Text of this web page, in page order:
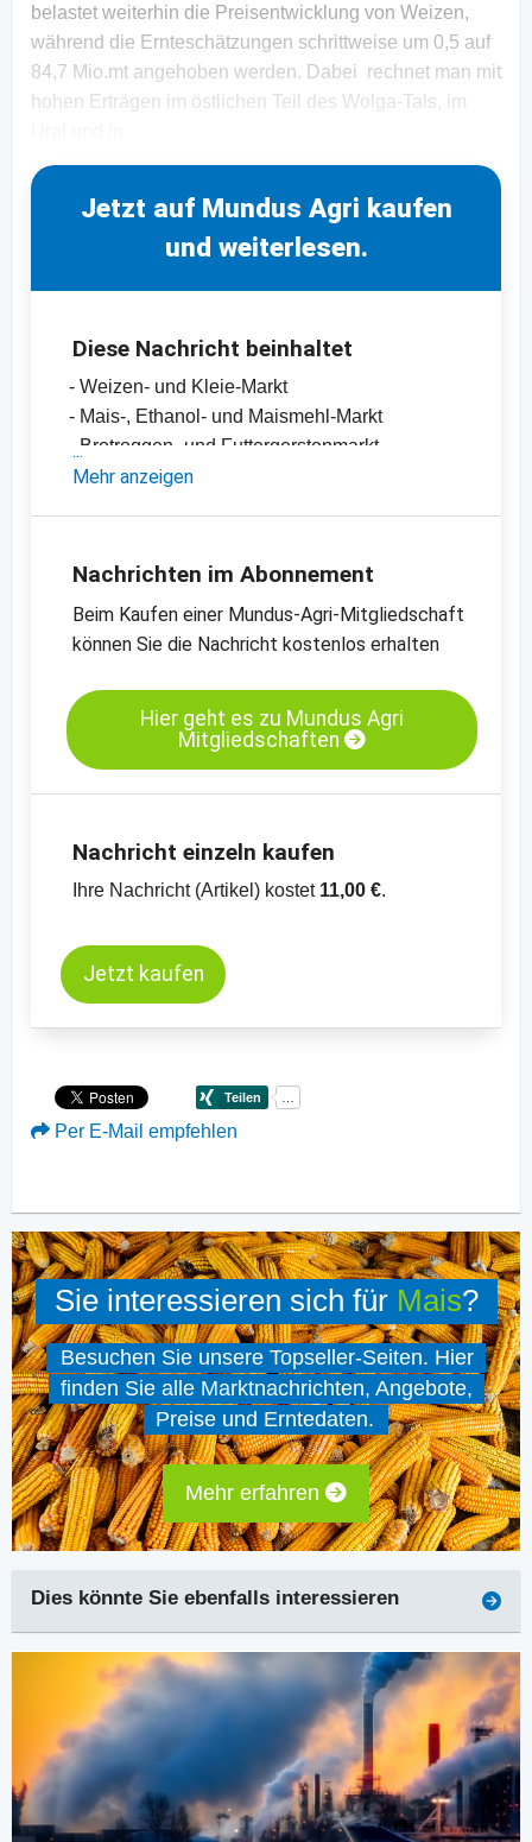
belastet weiterhin die Preisentwicklung von Weizen,
während die Ernteschätzungen schrittweise um 0,5 auf
84,7 Mio.mt angehoben werden. Dabei rechnet man mit
hohen Erträgen im östlichen Teil des Wolga-Tals, im
Jetzt auf Mundus Agri kaufen
und weiterlesen.
Diese Nachricht beinhaltet
- Weizen- und Kleie-Markt
- Mais-, Ethanol- und Maismehl-Markt
- Brotroggen- und Futtergerstenmarkt
- Einschätzungen und Meinungen des
- Preischarts, Erntebilanzen und Import- und
- Preischats zu verschiedenen Kassamärkten
Kassamarkt - B-Weizen - Hamburg
Mehr anzeigen
Nachrichten im Abonnement
Beim Kaufen einer Mundus-Agri-Mitgliedschaft
können Sie die Nachricht kostenlos erhalten
Hier geht es zu Mundus Agri
Mitgliedschaften
Nachricht einzeln kaufen
Ihre Nachricht (Artikel) kostet 11,00 €.
Jetzt kaufen
Per E-Mail empfehlen
Sie interessieren sich für Mais?
Besuchen Sie unsere Topseller-Seiten. Hier
finden Sie alle Marktnachrichten, Angebote,
Preise und Erntedaten.
Mehr erfahren
Dies könnte Sie ebenfalls interessieren